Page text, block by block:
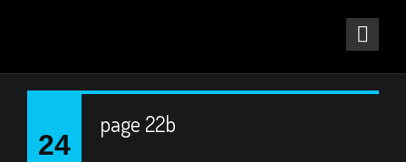
24
page 22b